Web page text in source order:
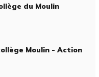
du Moulin
Moulin - Action